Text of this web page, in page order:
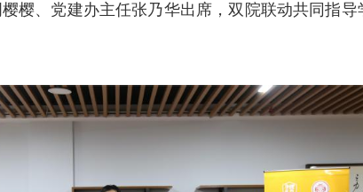
樱、党建办主任张乃华出席，双院联动共同指